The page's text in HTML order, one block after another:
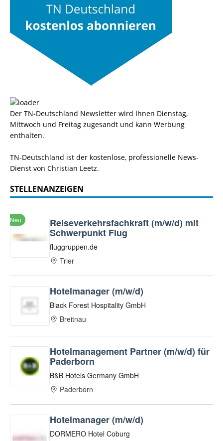
Der TN-Deutschland Newsletter wird Ihnen Dienstag,
Mittwoch und Freitag zugesandt und kann Werbung
enthalten.
TN-Deutschland ist der kostenlose, professionelle News-
Dienst von Christian Leetz.
STELLENANZEIGEN